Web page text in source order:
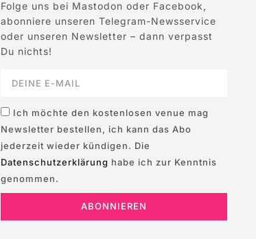
Folge uns bei Mastodon oder Facebook,
abonniere unseren Telegram-Newsservice
oder unseren Newsletter – dann verpasst
Du nichts!
Ich möchte den kostenlosen venue mag
Newsletter bestellen, ich kann das Abo
jederzeit wieder kündigen. Die
Datenschutzerklärung habe ich zur Kenntnis
genommen.
ABONNIEREN